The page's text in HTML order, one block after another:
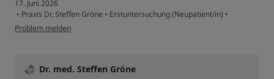
17. Juni 2026
• Praxis Dr. Steffen Gröne • Erstuntersuchung (Neupatient/in) •
Problem melden
Dr. med. Steffen Gröne